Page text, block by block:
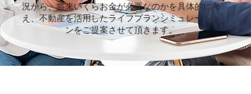
況から、将来いくらお金が必要なのかを具体的に考
え、不動産を活用したライフプランシミュレーショ
ンをご提案させて頂きます。